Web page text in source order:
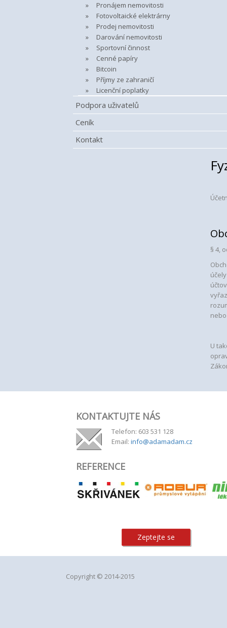
Pronájem nemovitosti
Fotovoltaické elektrárny
Prodej nemovitosti
Darování nemovitosti
Sportovní činnost
Cenné papíry
Bitcoin
Příjmy ze zahraničí
Licenční poplatky
Podpora uživatelů
Ceník
Kontakt
§ 4,
U
KONTAKTUJTE NÁS
Telefon: 603 531 128
Email: info@adamadam.cz
REFERENCE
Zeptejte se
Copyright © 2014-2015